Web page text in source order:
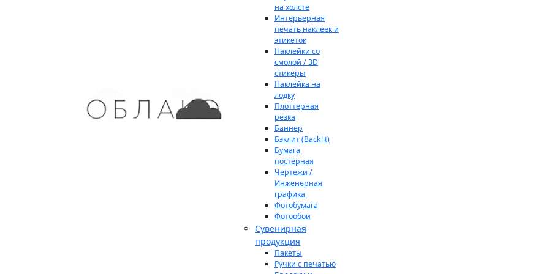
на холсте
Интерьерная
печать наклеек и
этикеток
Наклейки со
смолой / 3D
стикеры
Наклейка на
лодку
Плоттерная
резка
Баннер
Бэклит (Backlit)
Бумага
постерная
Чертежи /
Инженерная
графика
Фотобумага
Фотообои
Сувенирная
продукция
Пакеты
Ручки с печатью